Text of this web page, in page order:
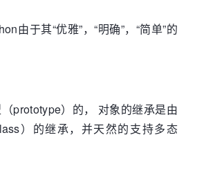
于其“优雅”，“明确”，“简单”的
prototype）的， 对象的继承是由
）的继承，并天然的支持多态